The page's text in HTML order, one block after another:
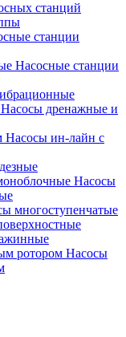
станций
станции
Насосные станции
Насосы дренажные и
Насосы ин-лайн с
Насосы
многоступенчатые
Насосы